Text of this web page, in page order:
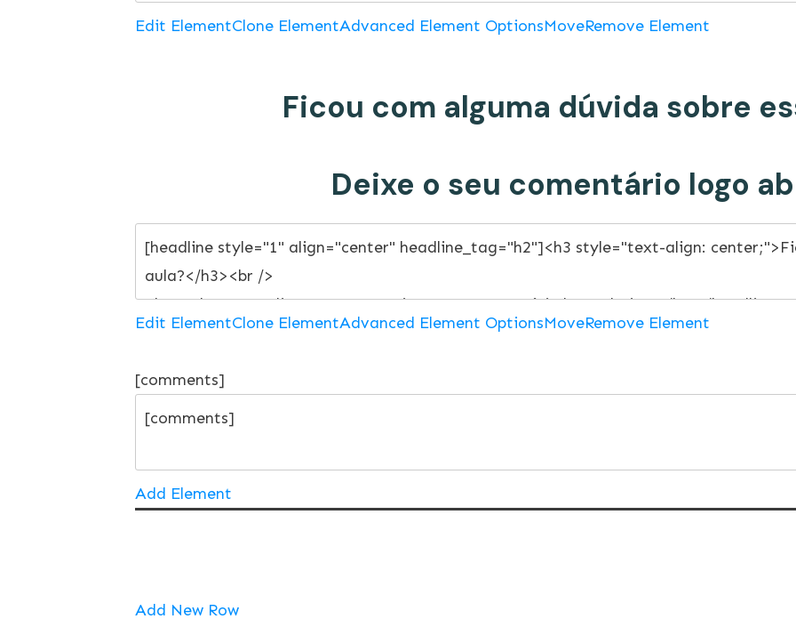
Edit ElementClone ElementAdvanced Element OptionsMoveRemove Element
Ficou com alguma dúvida sobre
Deixe o seu comentário logo
Edit ElementClone ElementAdvanced Element OptionsMoveRemove Element
[comments]
Add Element
Add New Row